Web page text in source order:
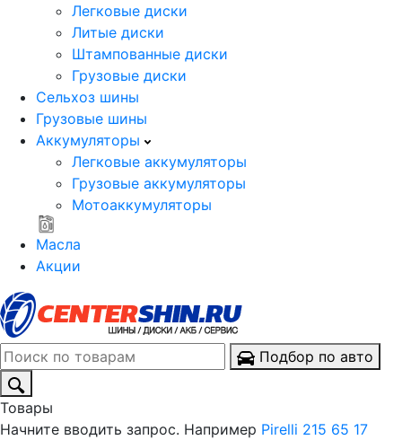
Легковые диски
Литые диски
Штампованные диски
Грузовые диски
Сельхоз шины
Грузовые шины
Аккумуляторы
Легковые аккумуляторы
Грузовые аккумуляторы
Мотоаккумуляторы
Масла
Акции
Подбор по авто
Товары
Начните вводить запрос. Например Pirelli 215 65 17